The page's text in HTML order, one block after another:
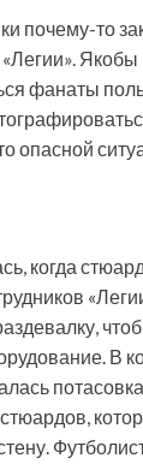
почему-то
Якобы
фанаты
опасной
когда
В